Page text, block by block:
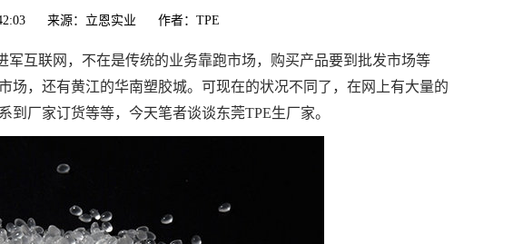
来源：立恩实业 作者：TPE
互联网，不在是传统的业务靠跑市场，购买产品要到批发市场等
场，还有黄江的华南塑胶城。可现在的状况不同了，在网上有大量的
厂家订货等等，今天笔者谈谈东莞TPE生厂家。